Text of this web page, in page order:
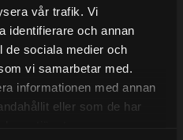
vår trafik. Vi
identifierare och annan
de sociala medier och
vi samarbetar med.
informationen med annan
eller som de har